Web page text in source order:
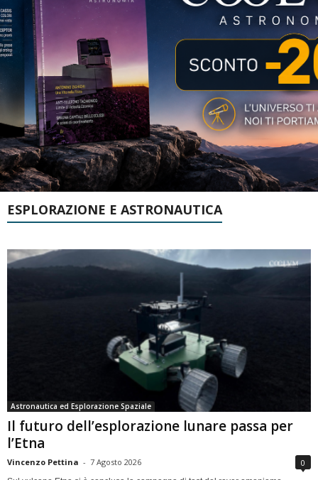
ESPLORAZIONE E ASTRONAUTICA
Astronautica ed Esplorazione Spaziale
Il futuro dell’esplorazione lunare passa per
l’Etna
Vincenzo Pettina - 7 Agosto 2026 0